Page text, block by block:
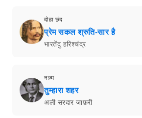
दोहा छंद
प्रेम सकल श्रुति-सार है
भारतेंदु हरिश्चंद्र
नज़्म
तुम्हारा शहर
अली सरदार जाफ़री